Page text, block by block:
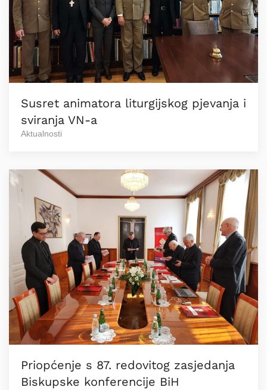
Susret animatora liturgijskog pjevanja i
sviranja VN-a
Aktualnosti
Priopćenje s 87. redovitog zasjedanja
Biskupske konferencije BiH